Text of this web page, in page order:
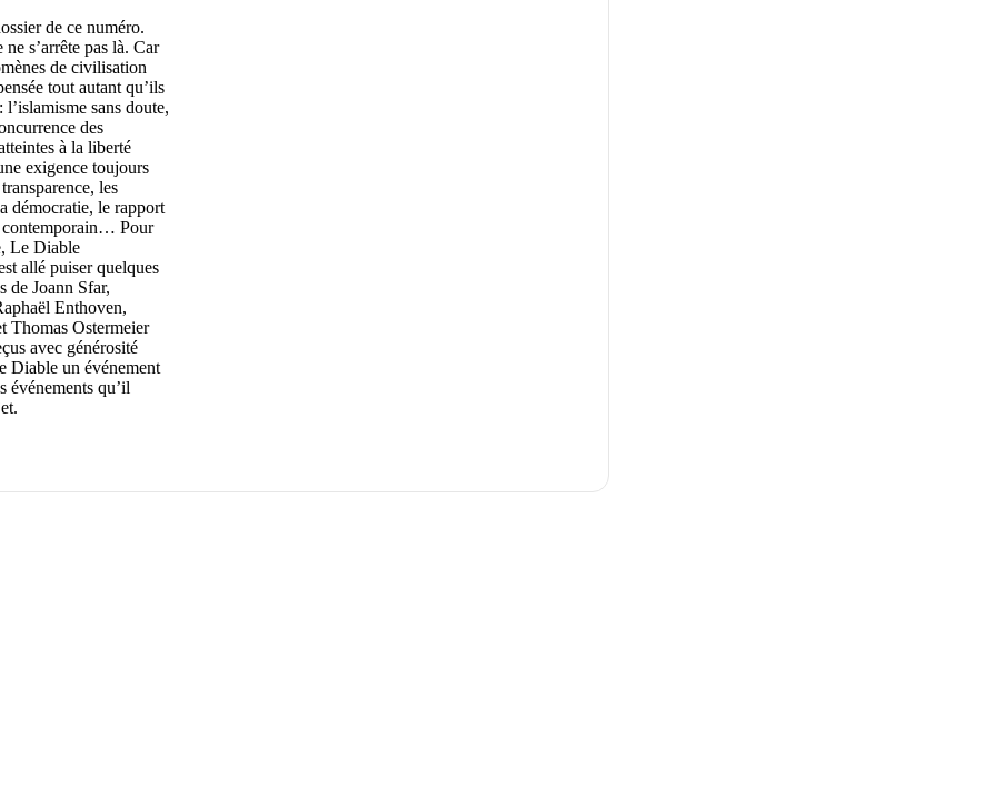
de ce numéro.
s’arrête pas là. Car
de civilisation
tout autant qu’ils
sans doute,
des
à la liberté
exigence toujours
les
démocratie, le rapport
contemporain… Pour
Le Diable
allé puiser quelques
de Joann Sfar,
Enthoven,
Thomas Ostermeier
avec générosité
Diable un événement
événements qu’il